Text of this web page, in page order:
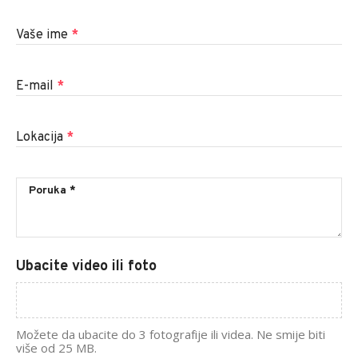
Vaše ime *
E-mail *
Lokacija *
Ubacite video ili foto
Možete da ubacite do 3 fotografije ili videa. Ne smije biti
više od 25 MB.